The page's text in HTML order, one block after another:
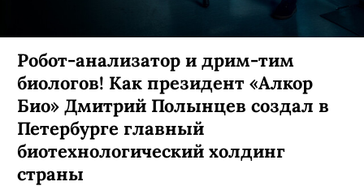
Робот-анализатор и дрим-тим
биологов! Как президент «Алкор
Био» Дмитрий Полынцев создал в
Петербурге главный
биотехнологический холдинг
страны